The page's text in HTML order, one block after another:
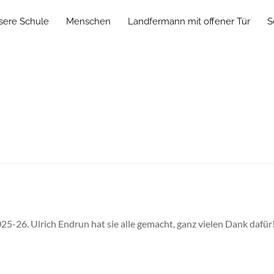
Schule Menschen Landfermann mit offener Tür
26. Ulrich Endrun hat sie alle gemacht, ganz vielen Dank